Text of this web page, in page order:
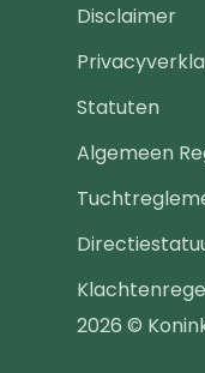
2026 ©
Footer
navigatie
Disclaimer
Statuten
Algemeen